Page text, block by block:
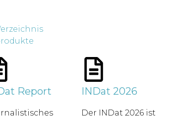
Report INDat 2026
Der INDat 2026 ist